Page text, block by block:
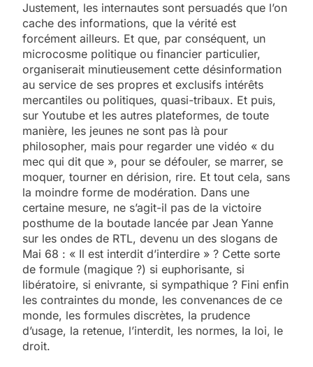
Justement, les internautes sont persuadés que l’on
cache des informations, que la vérité est
forcément ailleurs. Et que, par conséquent, un
microcosme politique ou financier particulier,
organiserait minutieusement cette désinformation
au service de ses propres et exclusifs intérêts
mercantiles ou politiques, quasi-tribaux. Et puis,
sur Youtube et les autres plateformes, de toute
manière, les jeunes ne sont pas là pour
philosopher, mais pour regarder une vidéo « du
mec qui dit que », pour se défouler, se marrer, se
moquer, tourner en dérision, rire. Et tout cela, sans
la moindre forme de modération. Dans une
certaine mesure, ne s’agit-il pas de la victoire
posthume de la boutade lancée par Jean Yanne
sur les ondes de RTL, devenu un des slogans de
Mai 68 : « Il est interdit d’interdire » ? Cette sorte
de formule (magique ?) si euphorisante, si
libératoire, si enivrante, si sympathique ? Fini enfin
les contraintes du monde, les convenances de ce
monde, les formules discrètes, la prudence
d’usage, la retenue, l’interdit, les normes, la loi, le
droit.